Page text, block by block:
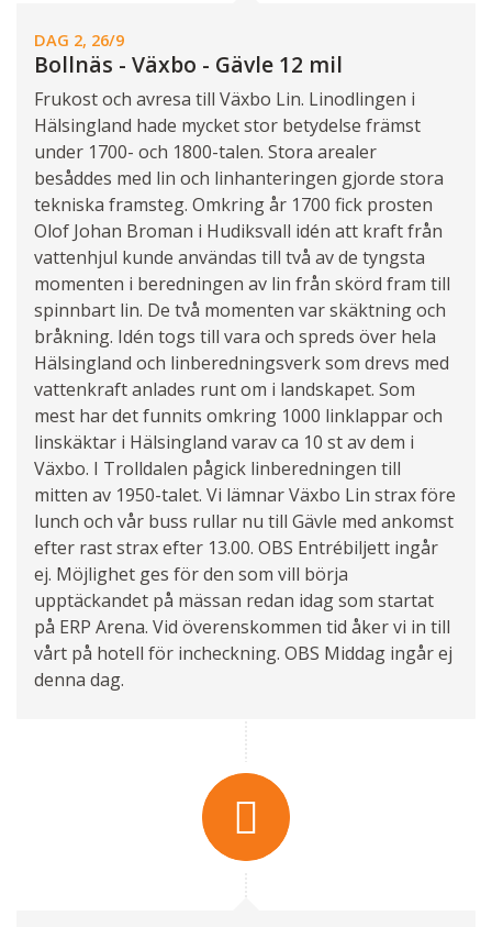
DAG 2, 26/9
Bollnäs - Växbo - Gävle 12 mil
Frukost och avresa till Växbo Lin. Linodlingen i
Hälsingland hade mycket stor betydelse främst
under 1700- och 1800-talen. Stora arealer
besåddes med lin och linhanteringen gjorde stora
tekniska framsteg. Omkring år 1700 fick prosten
Olof Johan Broman i Hudiksvall idén att kraft från
vattenhjul kunde användas till två av de tyngsta
momenten i beredningen av lin från skörd fram till
spinnbart lin. De två momenten var skäktning och
bråkning. Idén togs till vara och spreds över hela
Hälsingland och linberedningsverk som drevs med
vattenkraft anlades runt om i landskapet. Som
mest har det funnits omkring 1000 linklappar och
linskäktar i Hälsingland varav ca 10 st av dem i
Växbo. I Trolldalen pågick linberedningen till
mitten av 1950-talet. Vi lämnar Växbo Lin strax före
lunch och vår buss rullar nu till Gävle med ankomst
efter rast strax efter 13.00. OBS Entrébiljett ingår
ej. Möjlighet ges för den som vill börja
upptäckandet på mässan redan idag som startat
på ERP Arena. Vid överenskommen tid åker vi in till
vårt på hotell för incheckning. OBS Middag ingår ej
denna dag.